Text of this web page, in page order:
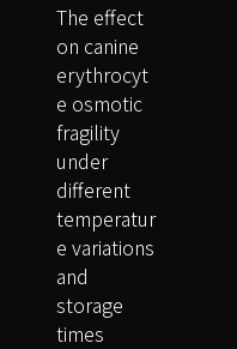
The effect
on canine
erythrocyt
e osmotic
fragility
under
different
temperatur
e variations
and
storage
times